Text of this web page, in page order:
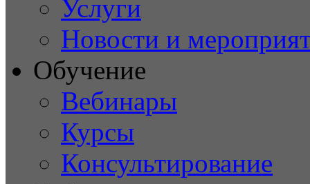
Услуги
Новости и
Обучение
Вебинары
Курсы
Консультирование